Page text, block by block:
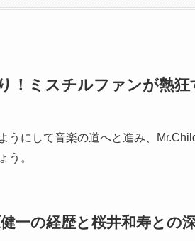
！ミスチルファンが熱
うにして音楽の道へと進み、
う。
一の経歴と桜井和寿との